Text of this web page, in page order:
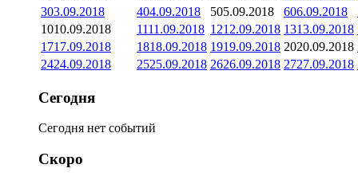
303.09.2018 404.09.2018 505.09.2018 606.09.2018
1010.09.2018 1111.09.2018 1212.09.2018 1313.09.2018
1717.09.2018 1818.09.2018 1919.09.2018 2020.09.2018
2424.09.2018 2525.09.2018 2626.09.2018 2727.09.2018
Сегодня
Сегодня нет событий
Скоро